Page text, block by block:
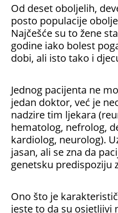
Od deset oboljelih,
posto populacije
Najčešće su to žene
godine iako bolest
dobi, ali isto tako i
Jednog pacijenta ne
jedan doktor, već je
nadzire tim ljekara
hematolog, nefrolog,
kardiolog, neurolog).
jasan, ali se zna da
genetsku predispoziju
Ono što je
jeste to da su osjetljivi